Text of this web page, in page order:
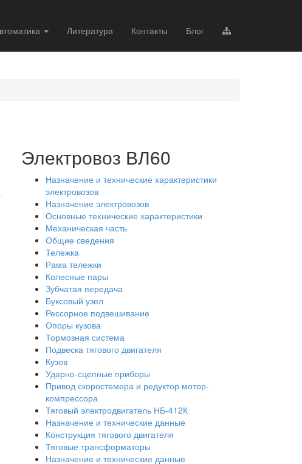
Литература Контакты Блог
Электровоз ВЛ60
Назначение и технические характеристики
электровозов
Назначение электровозов
Основные технические характеристики
Механическая часть
Общие сведения
Тележка
Рама тележки
Колесные пары
Зубчатая передача
Буксовый узел
Рессорное подвешивание
Опоры кузова
Тормозная система
Подвеска тягового двигателя
Кузов
Ударно-сцепные приборы
Привод скоростемера и редуктор мотор-
компрессора
Тяговый электродвигатель НБ-412К
Назначение и технические данные
Конструкция тягового двигателя
Тяговые трансформаторы
Назначение и технические данные